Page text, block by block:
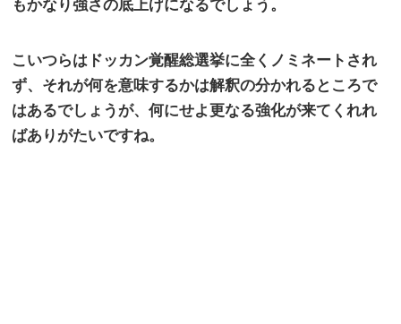
もかなり強さの底上げになるでしょう。
こいつらはドッカン覚醒総選挙に全くノミネートされ
ず、それが何を意味するかは解釈の分かれるところで
はあるでしょうが、何にせよ更なる強化が来てくれれ
ばありがたいですね。